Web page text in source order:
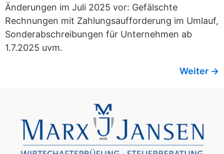
Änderungen im Juli 2025 vor: Gefälschte
Rechnungen mit Zahlungsaufforderung im Umlauf,
Sonderabschreibungen für Unternehmen ab
1.7.2025 uvm.
Weiter →